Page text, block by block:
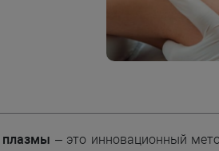
плазмы – это инновационный